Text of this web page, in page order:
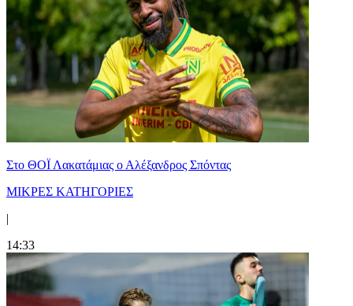
Στο ΘΟΪ Λακατάμιας ο Αλέξανδρος Σπόντας
ΜΙΚΡΕΣ ΚΑΤΗΓΟΡΙΕΣ
|
14:33